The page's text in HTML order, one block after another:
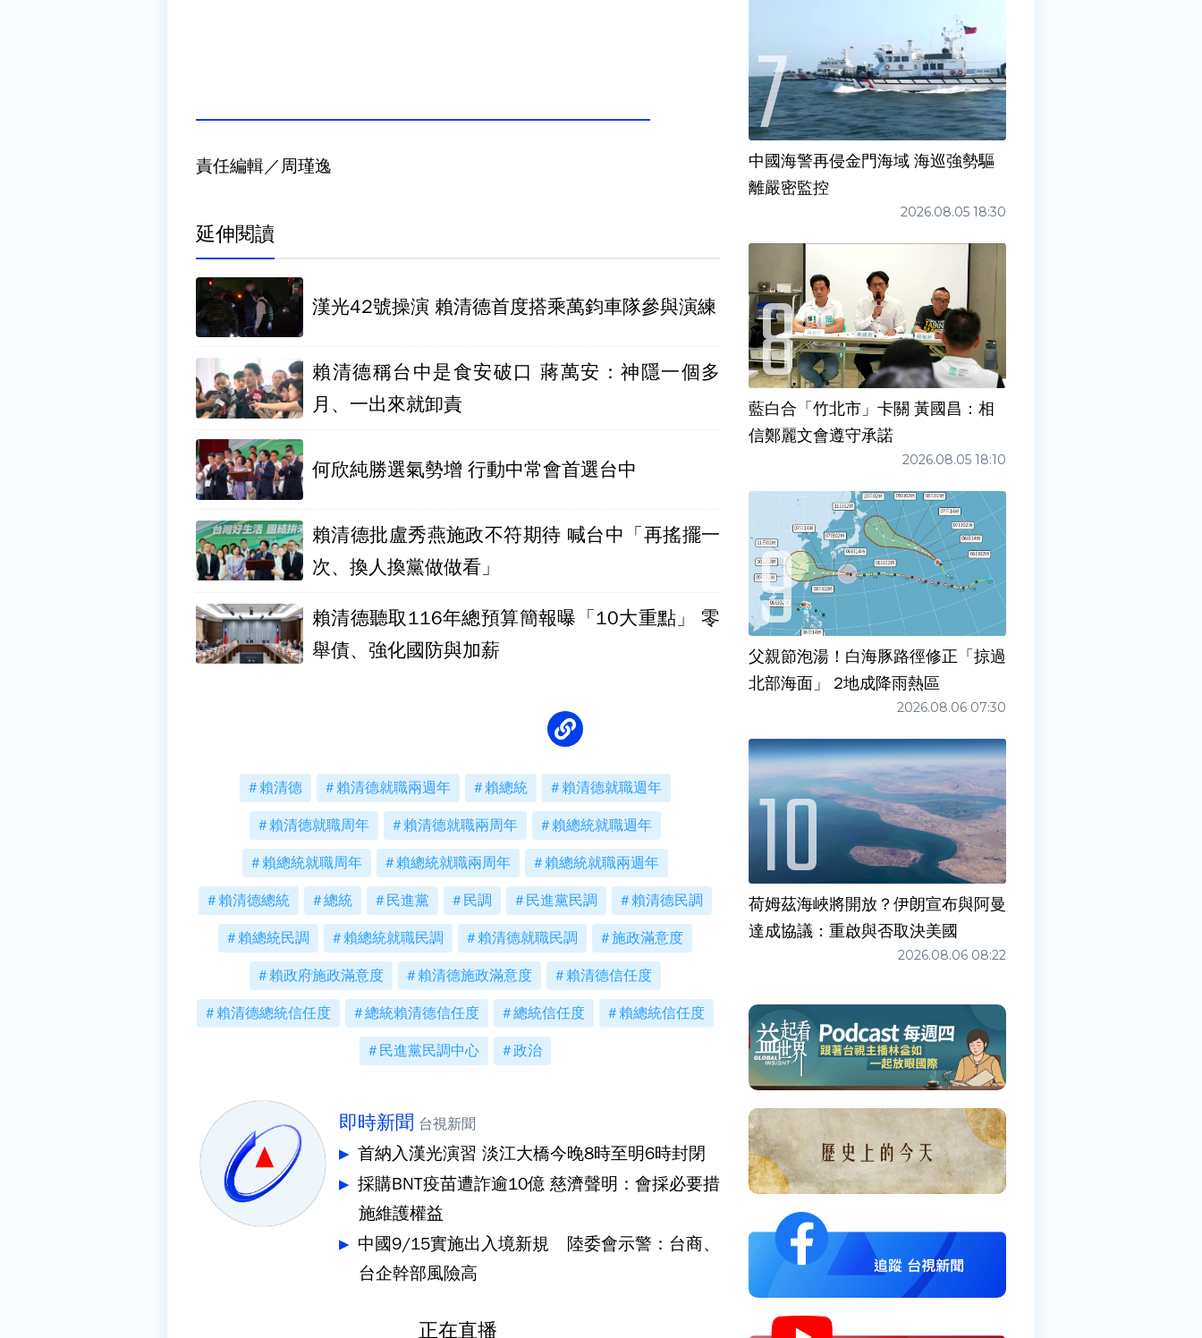
責任編輯／周瑾逸
延伸閱讀
漢光42號操演 賴清德首度搭乘萬鈞車隊參與演練
賴清德稱台中是食安破口 蔣萬安：神隱一個多
月、一出來就卸責
何欣純勝選氣勢增 行動中常會首選台中
賴清德批盧秀燕施政不符期待 喊台中「再搖擺一
次、換人換黨做做看」
賴清德聽取116年總預算簡報曝「10大重點」 零
舉債、強化國防與加薪
賴清德 賴清德就職兩週年 賴總統 賴清德就職週年
賴清德就職周年 賴清德就職兩周年 賴總統就職週年
賴總統就職周年 賴總統就職兩周年 賴總統就職兩週年
賴清德總統 總統 民進黨 民調 民進黨民調 賴清德民調
賴總統民調 賴總統就職民調 賴清德就職民調 施政滿意度
賴政府施政滿意度 賴清德施政滿意度 賴清德信任度
賴清德總統信任度 總統賴清德信任度 總統信任度 賴總統信任度
民進黨民調中心 政治
即時新聞 台視新聞
首納入漢光演習 淡江大橋今晚8時至明6時封閉
採購BNT疫苗遭詐逾10億 慈濟聲明：會採必要措
施維護權益
中國9/15實施出入境新規 陸委會示警：台商、
台企幹部風險高
正在直播
中國海警再侵金門海域 海巡強勢驅
離嚴密監控
2026.08.05 18:30
藍白合「竹北市」卡關 黃國昌：相
信鄭麗文會遵守承諾
2026.08.05 18:10
父親節泡湯！白海豚路徑修正「掠過
北部海面」 2地成降雨熱區
2026.08.06 07:30
荷姆茲海峽將開放？伊朗宣布與阿曼
達成協議：重啟與否取決美國
2026.08.06 08:22